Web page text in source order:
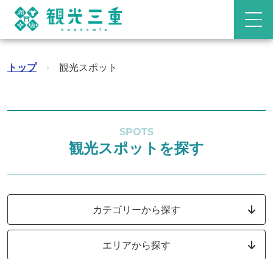
トップ › 観光スポット
SPOTS
観光スポットを探す
カテゴリーから探す
エリアから探す